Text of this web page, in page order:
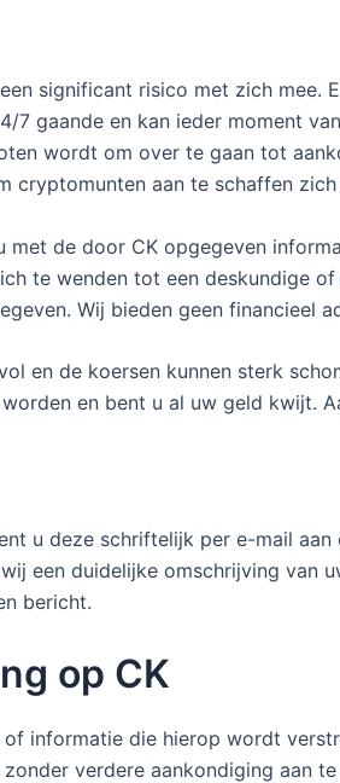
significant risico met zich mee.
gaande en kan ieder moment
wordt om over te gaan tot
cryptomunten aan te schaffen
de door CK opgegeven
te wenden tot een deskundige
Wij bieden geen financieel
en de koersen kunnen sterk
en bent u al uw geld kwijt.
u deze schriftelijk per e-mail
een duidelijke omschrijving van
bericht.
op CK
informatie die hierop wordt
verdere aankondiging aan